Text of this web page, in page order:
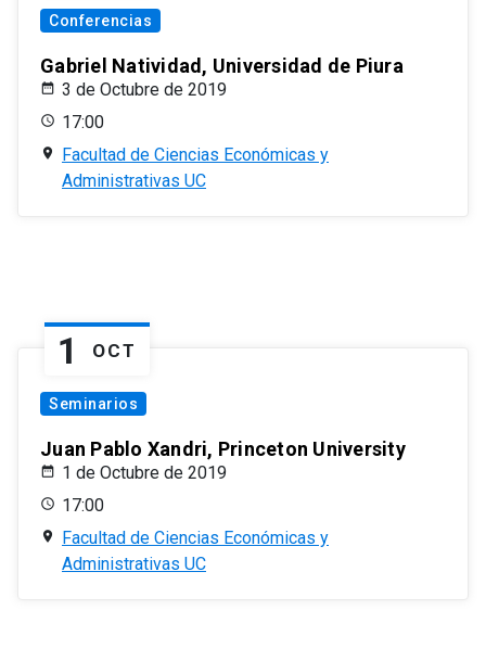
Conferencias
Gabriel Natividad, Universidad de Piura
3 de Octubre de 2019
17:00
Facultad de Ciencias Económicas y
Administrativas UC
1 OCT
Seminarios
Juan Pablo Xandri, Princeton University
1 de Octubre de 2019
17:00
Facultad de Ciencias Económicas y
Administrativas UC